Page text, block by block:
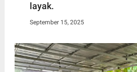
layak.
September 15, 2025